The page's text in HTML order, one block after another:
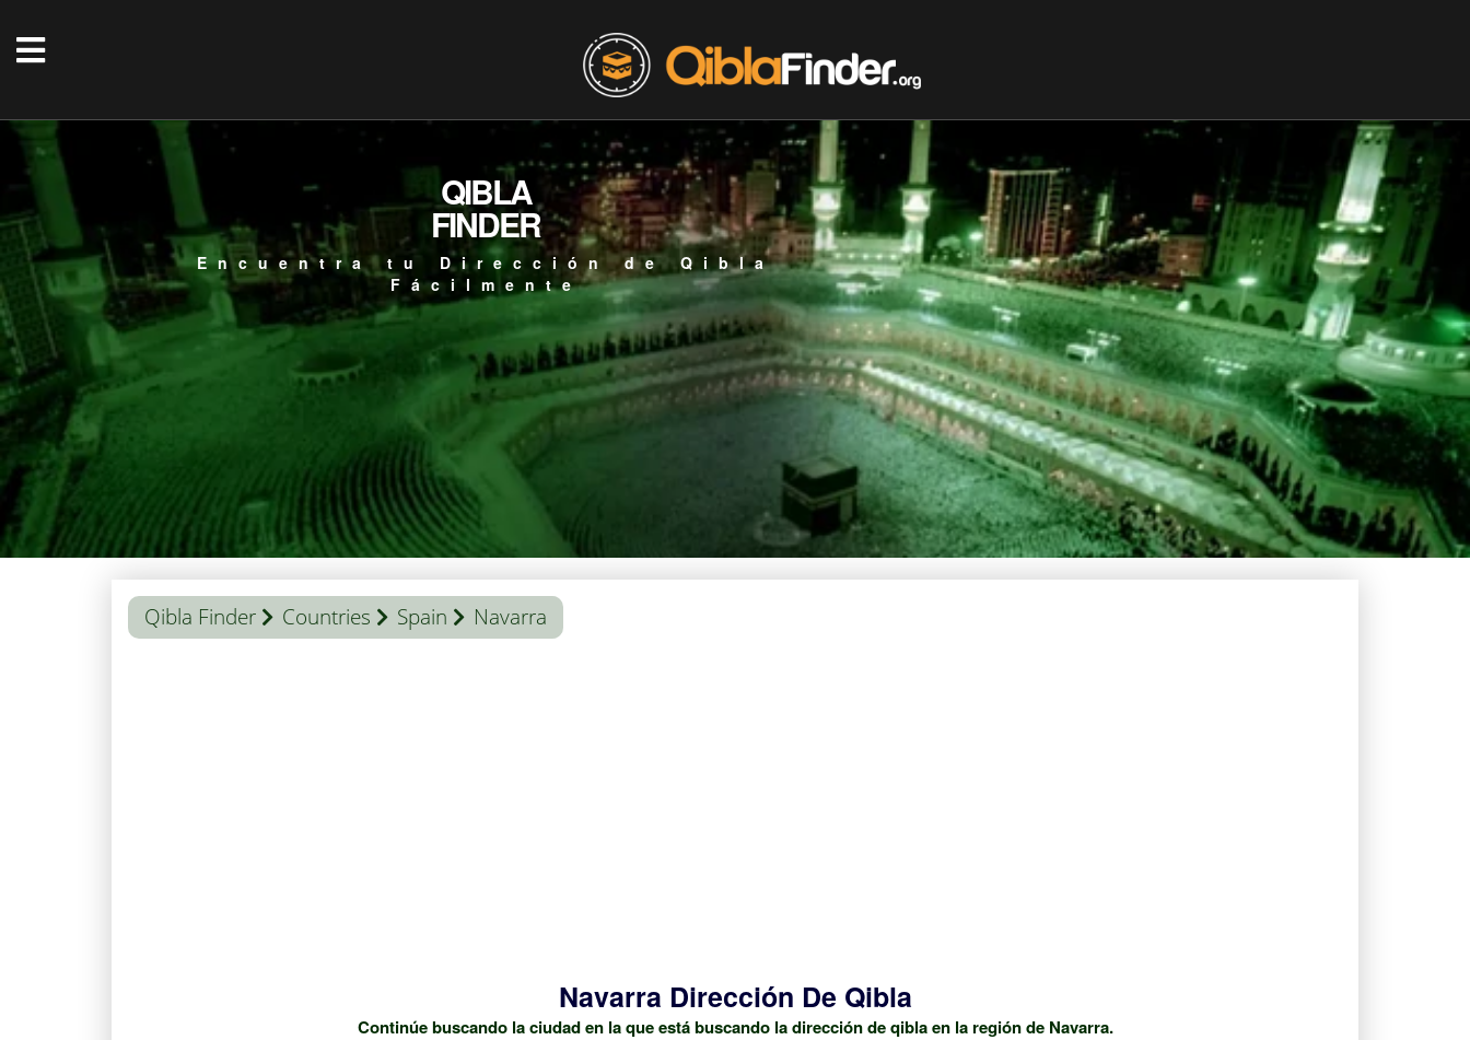
QIBLA
FINDER
Encuentra tu Dirección de Qibla
Fácilmente
Qibla Finder Countries Spain Navarra
Navarra Dirección De Qibla
Continúe buscando la ciudad en la que está buscando la dirección de qibla en la región de Navarra.